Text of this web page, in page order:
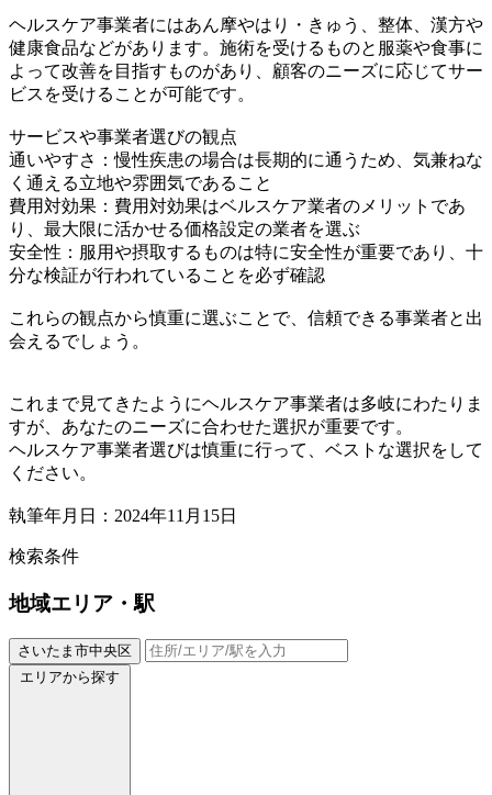
ヘルスケア事業者にはあん摩やはり・きゅう、整体、漢方や
健康食品などがあります。施術を受けるものと服薬や食事に
よって改善を目指すものがあり、顧客のニーズに応じてサー
ビスを受けることが可能です。
サービスや事業者選びの観点
通いやすさ：慢性疾患の場合は長期的に通うため、気兼ねな
く通える立地や雰囲気であること
費用対効果：費用対効果はベルスケア業者のメリットであ
り、最大限に活かせる価格設定の業者を選ぶ
安全性：服用や摂取するものは特に安全性が重要であり、十
分な検証が行われていることを必ず確認
これらの観点から慎重に選ぶことで、信頼できる事業者と出
会えるでしょう。
これまで見てきたようにヘルスケア事業者は多岐にわたりま
すが、あなたのニーズに合わせた選択が重要です。
ヘルスケア事業者選びは慎重に行って、ベストな選択をして
ください。
執筆年月日：2024年11月15日
検索条件
地域エリア・駅
さいたま市中央区
エリアから探す